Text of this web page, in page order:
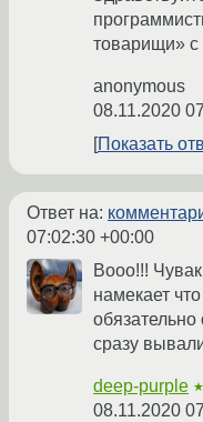
товарищи»
anonymous
08.11.2020
Показать
Ответ на:
07:02:30 +00:00
Вооо!!!
намекает
сразу
deep-purple
08.11.2020